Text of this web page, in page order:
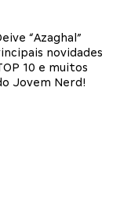
“Azaghal”
novidades
10 e muitos
Jovem Nerd!